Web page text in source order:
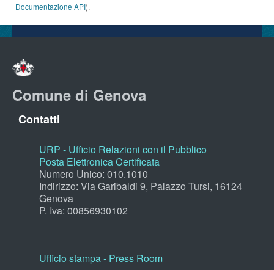
Documentazione API).
Comune di Genova
Contatti
URP - Ufficio Relazioni con il Pubblico
Posta Elettronica Certificata
Numero Unico: 010.1010
Indirizzo: Via Garibaldi 9, Palazzo Tursi, 16124
Genova
P. Iva: 00856930102
Ufficio stampa - Press Room